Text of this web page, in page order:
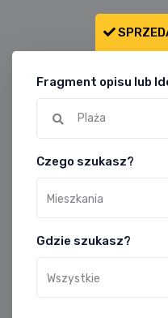
Fragment opisu lub
Czego szukasz?
Mieszkania
Gdzie szukasz?
Wszystkie